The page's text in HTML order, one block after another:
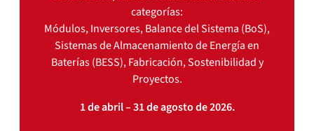
categorías:
Módulos, Inversores, Balance del Sistema (BoS),
Sistemas de Almacenamiento de Energía en
Baterías (BESS), Fabricación, Sostenibilidad y
Proyectos.
1 de abril – 31 de agosto de 2026.